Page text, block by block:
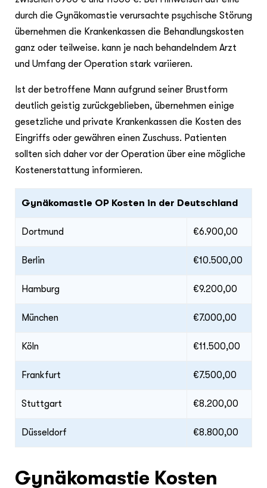
durch die Gynäkomastie verursachte psychische Störung
übernehmen die Krankenkassen die Behandlungskosten
ganz oder teilweise. kann je nach behandelndem Arzt
und Umfang der Operation stark variieren.
Ist der betroffene Mann aufgrund seiner Brustform
deutlich geistig zurückgeblieben, übernehmen einige
gesetzliche und private Krankenkassen die Kosten des
Eingriffs oder gewähren einen Zuschuss. Patienten
sollten sich daher vor der Operation über eine mögliche
Kostenerstattung informieren.
Gynäkomastie OP Kosten in der Deutschland
Dortmund €6.900,00
Berlin €10.500,00
Hamburg €9.200,00
München €7.000,00
Köln €11.500,00
Frankfurt €7.500,00
Stuttgart €8.200,00
Düsseldorf €8.800,00
Gynäkomastie Kosten